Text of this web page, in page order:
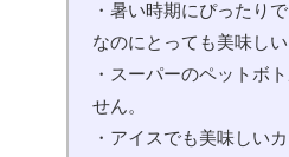
・暑い時期にぴったり
なのにとっても美味しい
・スーパーのペットボ
せん。
・アイスでも美味しい